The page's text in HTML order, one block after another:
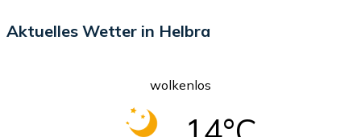
Aktuelles Wetter in Helbra
wolkenlos